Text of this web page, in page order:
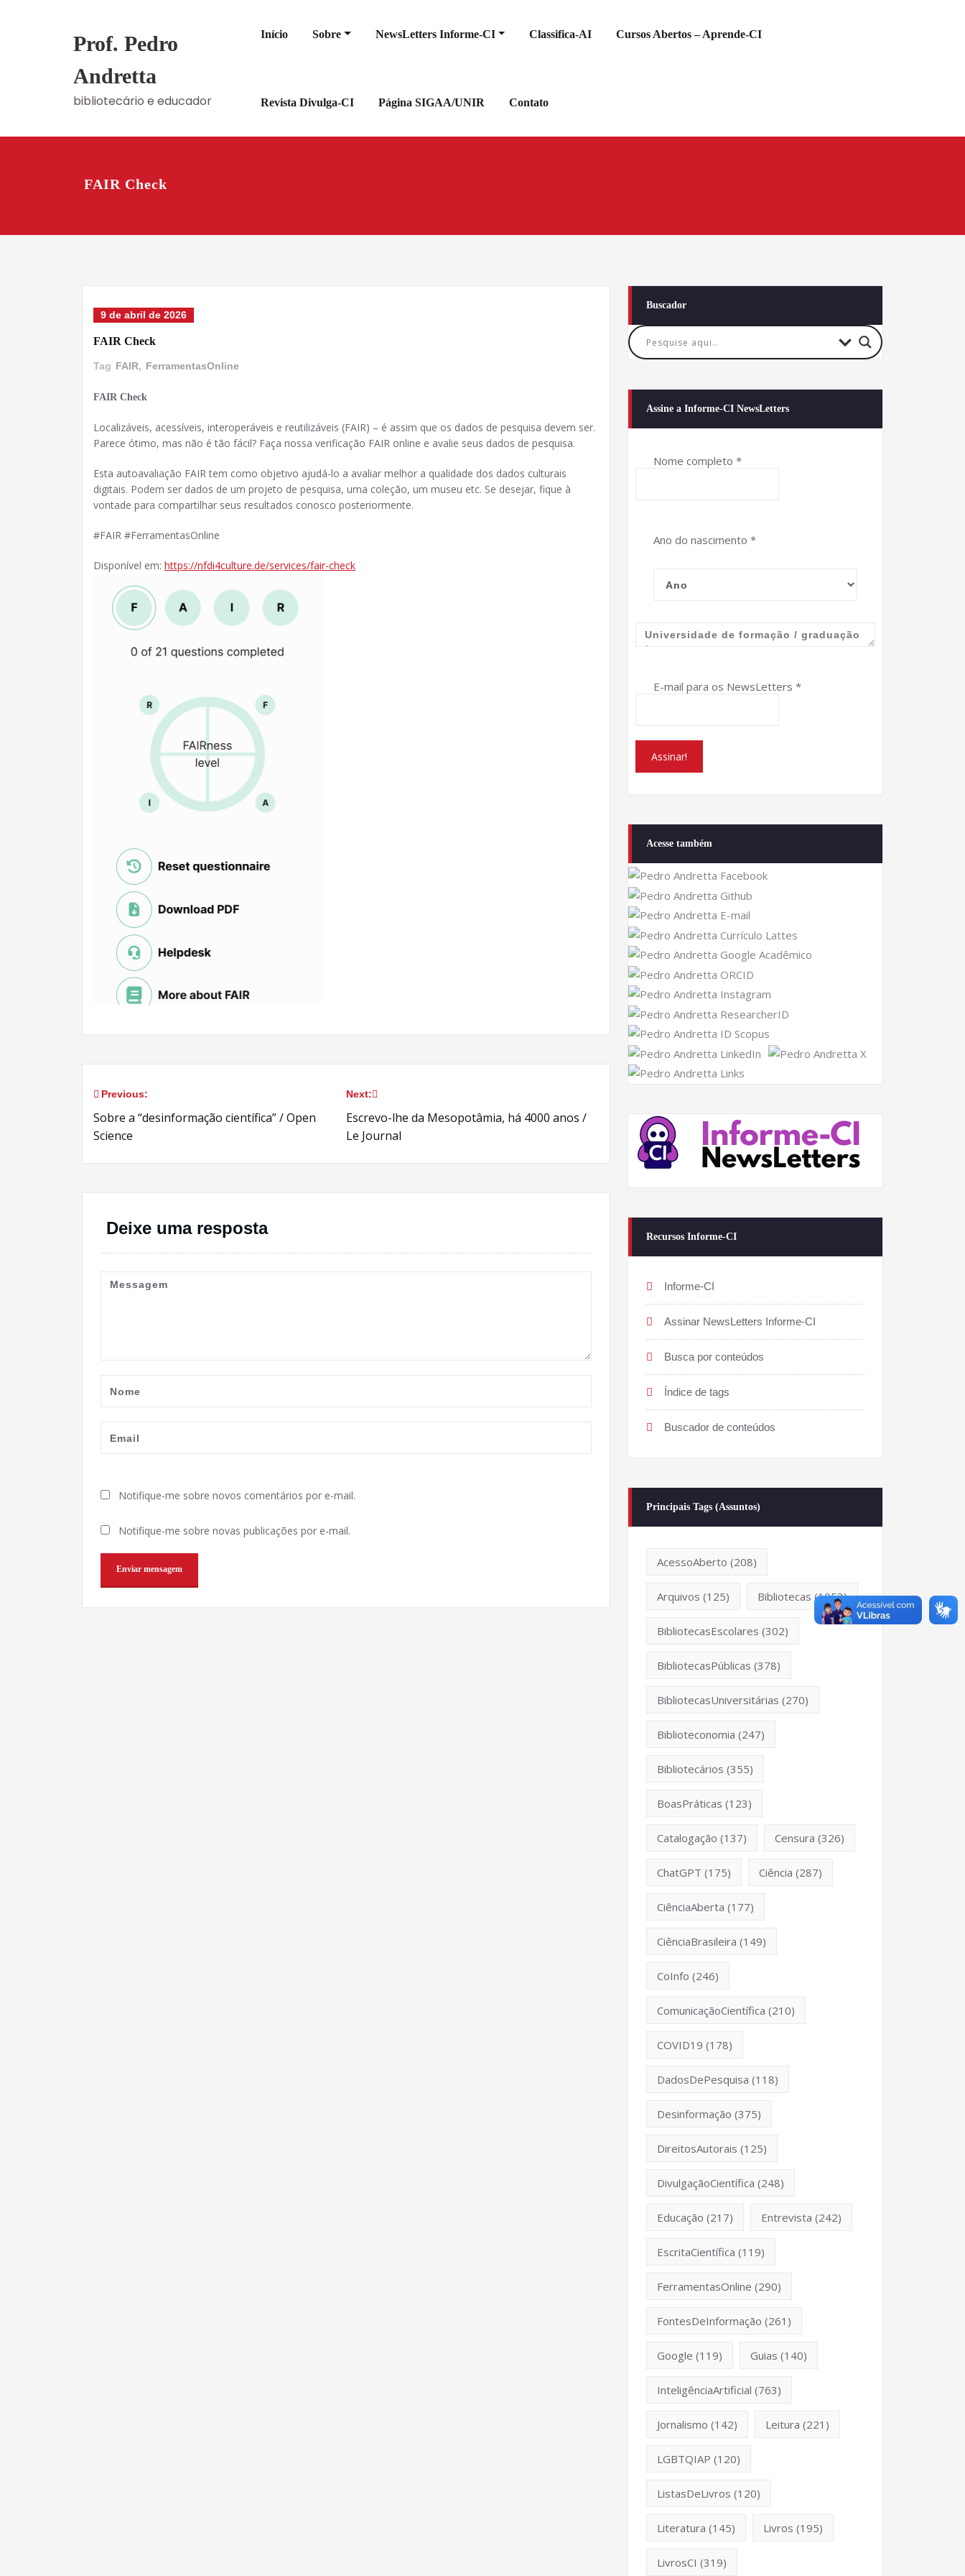
Prof. Pedro
Andretta
bibliotecário e educador
Início Sobre NewsLetters Informe-CI Classifica-AI Cursos Abertos – Aprende-CI
Revista Divulga-CI Página SIGAA/UNIR Contato
FAIR Check
9 de abril de 2026
FAIR Check
Tag FAIR, FerramentasOnline
FAIR Check
Localizáveis, acessíveis, interoperáveis ​​e reutilizáveis ​​(FAIR) – é assim que os dados de pesquisa devem ser.
Parece ótimo, mas não é tão fácil? Faça nossa verificação FAIR online e avalie seus dados de pesquisa.
Esta autoavaliação FAIR tem como objetivo ajudá-lo a avaliar melhor a qualidade dos dados culturais
digitais. Podem ser dados de um projeto de pesquisa, uma coleção, um museu etc. Se desejar, fique à
vontade para compartilhar seus resultados conosco posteriormente.
#FAIR #FerramentasOnline
Disponível em: https://nfdi4culture.de/services/fair-check
Navegação
de
Previous:
Sobre a “desinformação científica” / Open
Science
Next:
Escrevo-lhe da Mesopotâmia, há 4000 anos /
Le Journal
Deixe uma resposta
Notifique-me sobre novos comentários por e-mail.
Notifique-me sobre novas publicações por e-mail.
Buscador
Assine a Informe-CI NewsLetters
Nome completo *
Ano do nascimento *
E-mail para os NewsLetters *
Acesse também
Recursos Informe-CI
Informe-CI
Assinar NewsLetters Informe-CI
Busca por conteúdos
Índice de tags
Buscador de conteúdos
Principais Tags (Assuntos)
AcessoAberto (208)
Arquivos (125) Bibliotecas (1053)
BibliotecasEscolares (302)
BibliotecasPúblicas (378)
BibliotecasUniversitárias (270)
Biblioteconomia (247)
Bibliotecários (355)
BoasPráticas (123)
Catalogação (137) Censura (326)
ChatGPT (175) Ciência (287)
CiênciaAberta (177)
CiênciaBrasileira (149)
CoInfo (246)
ComunicaçãoCientífica (210)
COVID19 (178)
DadosDePesquisa (118)
Desinformação (375)
DireitosAutorais (125)
DivulgaçãoCientífica (248)
Educação (217) Entrevista (242)
EscritaCientífica (119)
FerramentasOnline (290)
FontesDeInformação (261)
Google (119) Guias (140)
InteligênciaArtificial (763)
Jornalismo (142) Leitura (221)
LGBTQIAP (120)
ListasDeLivros (120)
Literatura (145) Livros (195)
LivrosCI (319)